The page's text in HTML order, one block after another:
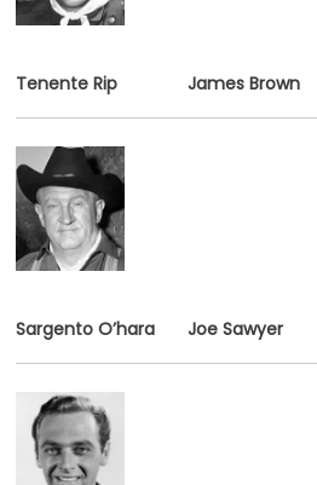
Tenente Rip James Brown
Sargento O’hara Joe Sawyer